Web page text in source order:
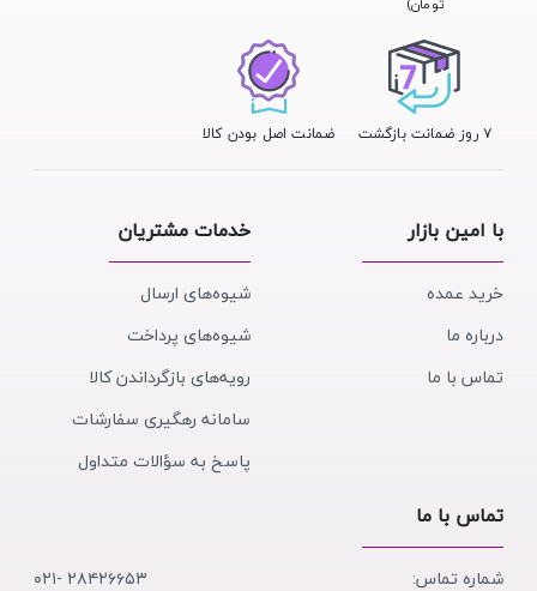
۷ روز ضمانت بازگشت ضمانت اصل بودن کالا
با امین بازار
خرید عمده
درباره ما
تماس با ما
خدمات مشتریان
شیوه‌های ارسال
شیوه‌های پرداخت
رویه‌های بازگرداندن کالا
سامانه رهگیری سفارشات
پاسخ به سؤالات متداول
تماس با ما
شماره تماس:
۲۸۴۲۶۶۵۳ -۰۲۱